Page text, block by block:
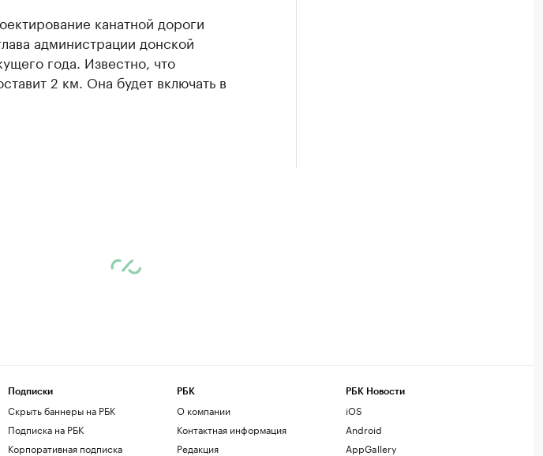
канатной дороги
администрации донской
года. Известно, что
2 км. Она будет включать в
Подписки
Скрыть баннеры на РБК
Подписка на РБК
Корпоративная подписка
РБК
О компании
Контактная информация
Редакция
РБК Новости
iOS
Android
AppGallery